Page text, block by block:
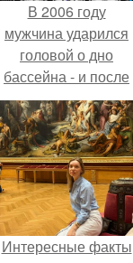
В 2006 году
мужчина ударился
головой о дно
бассейна - и после
этого его жизнь
изменилась самым
странным образом.
Интересные факты